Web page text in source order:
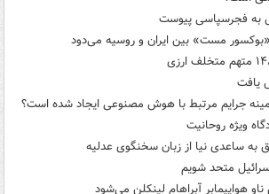
به فجرسپاسی پیوست
«بوکسور مست» بین ایران و روسیه می‌دود
یافت
زمینه جرایم مرتبط با هوش مصنوعی ایجاد شده است؟
ویژه روحانیت
ساعدی نیا از زبان سخنگوی عدلیه
متحد شویم
هواپیمابر آبراهام لینکلن می‌شود